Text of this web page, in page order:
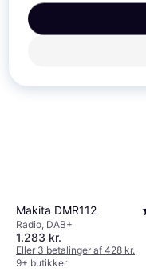
Makita DMR112
Radio, DAB+
1.283 kr.
Eller 3 betalinger af 428 kr.
9+ butikker